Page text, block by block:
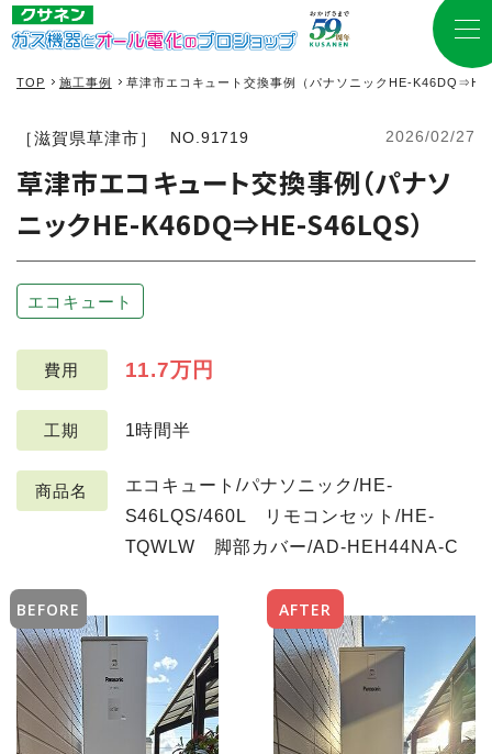
TOP 施工事例 草津市エコキュート交換事例（パナソニックHE-
［滋賀県草津市］ NO.91719 2026/02/27
草津市エコキュート交換事例（パナソ
ニックHE-K46DQ⇒HE-S46LQS）
エコキュート
費用 11.7万円
工期 1時間半
商品名
エコキュート/パナソニック/HE-
S46LQS/460L リモコンセット/HE-
TQWLW 脚部カバー/AD-HEH44NA-C
BEFORE AFTER